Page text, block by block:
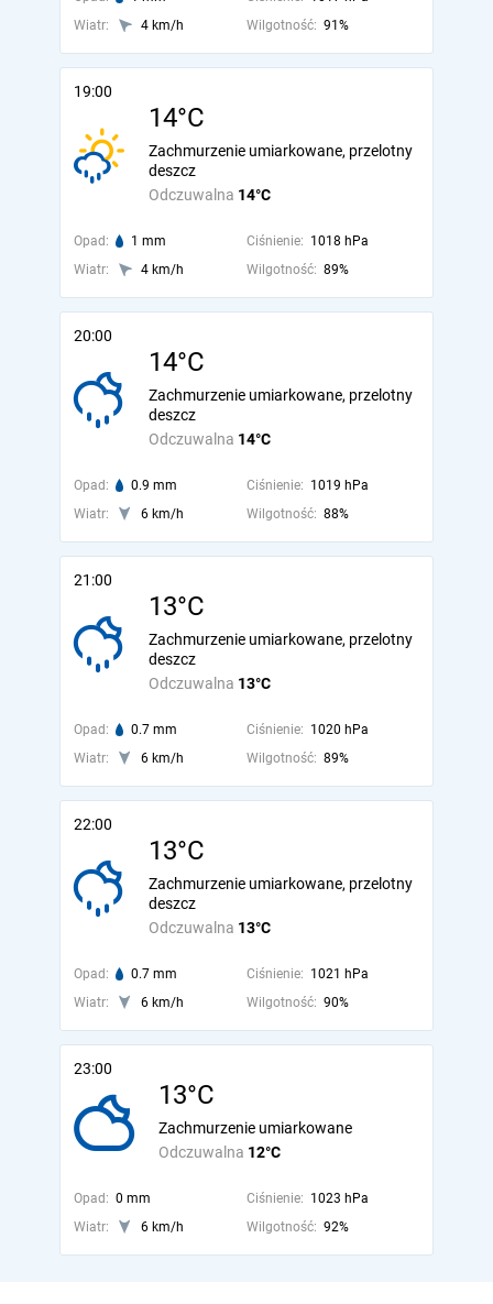
Wiatr:
4 km/h Wilgotność: 91%
19:00
14°C
Odczuwalna 14°C
Zachmurzenie umiarkowane, przelotny
deszcz
Opad: 1 mm Ciśnienie: 1018 hPa
Wiatr:
4 km/h Wilgotność: 89%
20:00
14°C
Odczuwalna 14°C
Zachmurzenie umiarkowane, przelotny
deszcz
Opad: 0.9 mm Ciśnienie: 1019 hPa
Wiatr:
6 km/h Wilgotność: 88%
21:00
13°C
Odczuwalna 13°C
Zachmurzenie umiarkowane, przelotny
deszcz
Opad: 0.7 mm Ciśnienie: 1020 hPa
Wiatr:
6 km/h Wilgotność: 89%
22:00
13°C
Odczuwalna 13°C
Zachmurzenie umiarkowane, przelotny
deszcz
Opad: 0.7 mm Ciśnienie: 1021 hPa
Wiatr:
6 km/h Wilgotność: 90%
23:00
13°C
Odczuwalna 12°C
Zachmurzenie umiarkowane
Opad: 0 mm Ciśnienie: 1023 hPa
Wiatr:
6 km/h Wilgotność: 92%